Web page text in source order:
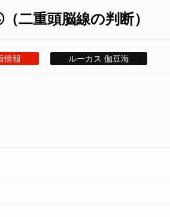
二重頭脳線の判断）
情報 ルーカス 伽豆海